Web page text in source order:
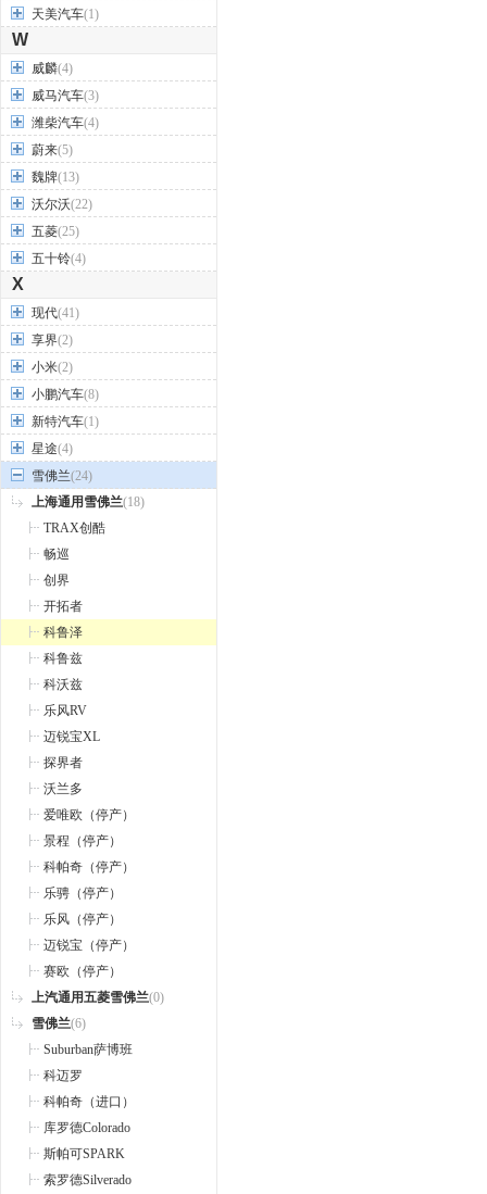
天美汽车(1)
W
威麟(4)
威马汽车(3)
潍柴汽车(4)
蔚来(5)
魏牌(13)
沃尔沃(22)
五菱(25)
五十铃(4)
X
现代(41)
享界(2)
小米(2)
小鹏汽车(8)
新特汽车(1)
星途(4)
雪佛兰(24)
上海通用雪佛兰(18)
TRAX创酷
畅巡
创界
开拓者
科鲁泽
科鲁兹
科沃兹
乐风RV
迈锐宝XL
探界者
沃兰多
爱唯欧（停产）
景程（停产）
科帕奇（停产）
乐骋（停产）
乐风（停产）
迈锐宝（停产）
赛欧（停产）
上汽通用五菱雪佛兰(0)
雪佛兰(6)
Suburban萨博班
科迈罗
科帕奇（进口）
库罗德Colorado
斯帕可SPARK
索罗德Silverado